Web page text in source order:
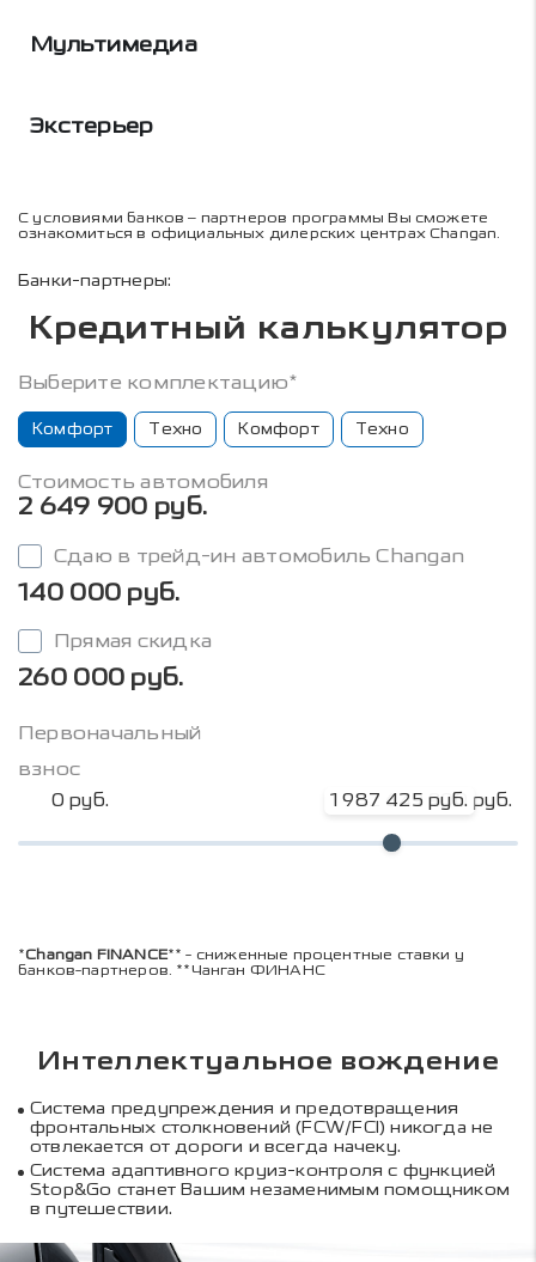
Мультимедиа
Экстерьер
С условиями банков – партнеров программы Вы сможете
ознакомиться в официальных дилерских центрах Changan.
Банки-партнеры:
Кредитный калькулятор
Выберите комплектацию*
Комфорт Техно Комфорт Техно
Стоимость автомобиля
2 649 900 руб.
Сдаю в трейд-ин автомобиль Changan
140 000 руб.
Прямая скидка
260 000 руб.
Первоначальный
взнос
0 руб. 1 987 425 руб.
2 649 900 руб.
*Changan FINANCE** - сниженные процентные ставки у
банков-партнеров. **Чанган ФИНАНС
Интеллектуальное вождение
Система предупреждения и предотвращения
фронтальных столкновений (FCW/FCI) никогда не
отвлекается от дороги и всегда начеку.
Система адаптивного круиз-контроля с функцией
Stop&Go станет Вашим незаменимым помощником
в путешествии.